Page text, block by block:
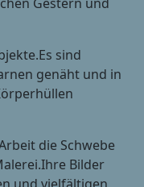
sind
genäht und in
die Schwebe
Bilder